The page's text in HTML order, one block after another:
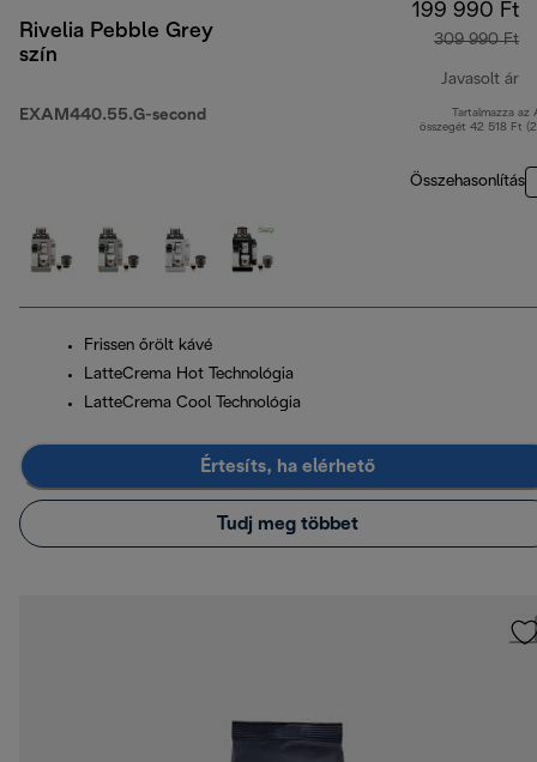
Rivelia Pebble Grey
szín
EXAM440.55.G-second
199 990 Ft
309 990 Ft
Javasolt ár
Tartalmazza az
összegét 42 518 Ft
Összehasonlítás
Frissen őrölt kávé
LatteCrema Hot Technológia
LatteCrema Cool Technológia
Értesíts, ha elérhető
Tudj meg többet